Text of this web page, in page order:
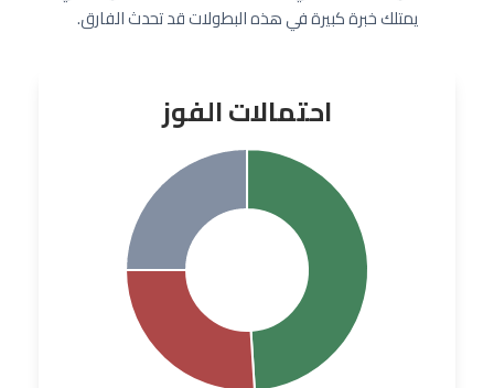
يمتلك خبرة كبيرة في هذه البطولات قد تحدث الفارق.
احتمالات الفوز